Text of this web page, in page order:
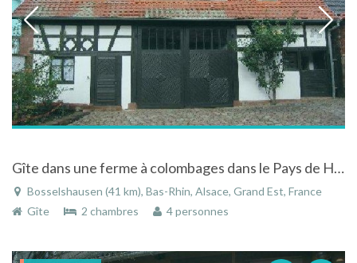
Gîte dans une ferme à colombages dans le Pays de Hanau aux portes du Parc Naturel des Vosges du Nord
Bosselshausen (41 km), Bas-Rhin, Alsace, Grand Est, France
Gîte
2 chambres 4 personnes